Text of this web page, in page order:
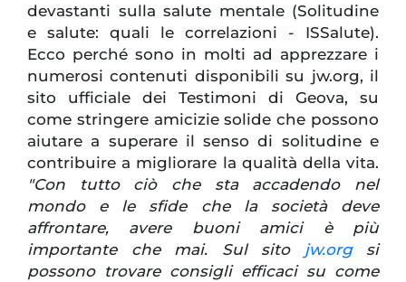
devastanti sulla salute mentale (Solitudine
e salute: quali le correlazioni - ISSalute).
Ecco perché sono in molti ad apprezzare i
numerosi contenuti disponibili su jw.org, il
sito ufficiale dei Testimoni di Geova, su
come stringere amicizie solide che possono
aiutare a superare il senso di solitudine e
contribuire a migliorare la qualità della vita.
"Con tutto ciò che sta accadendo nel
mondo e le sfide che la società deve
affrontare, avere buoni amici è più
importante che mai. Sul sitojw.orgsi
possono trovare consigli efficaci su come